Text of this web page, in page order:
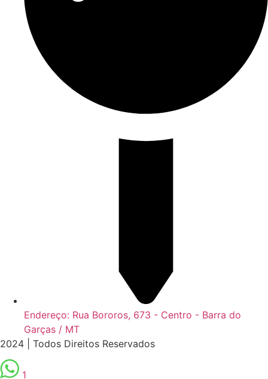
Endereço: Rua Bororos, 673 - Centro - Barra do
Garças / MT
2024 | Todos Direitos Reservados
1